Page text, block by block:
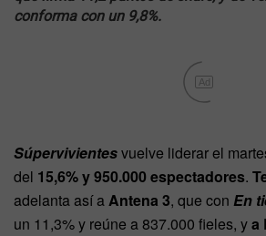
conforma con un 9,8%.
Ad
Súpervivientesvuelve liderar el
del 15,6% y 950.000 espectadores.
adelanta así aAntena 3, que con En
un 11,3% y reúne a 837.000 fieles, ya